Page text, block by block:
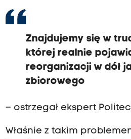
Znajdujemy się w
której realnie
reorganizacji w dół
zbiorowego
– ostrzegał ekspert
Właśnie z takim